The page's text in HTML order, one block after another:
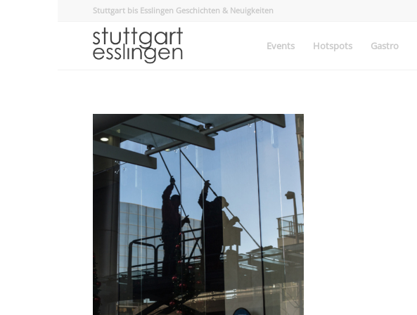
Stuttgart bis Esslingen Geschichten & Neuigkeiten
Events Hotspots Gastro